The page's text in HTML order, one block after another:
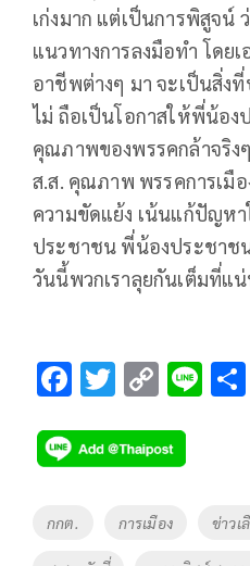
เก่งมาก แต่เป็นการพิสูจน์
แนวทางการลงมือทำ โดย
อาชีพต่างๆ มา จะเป็นสิ่
ไม่ ถือเป็นโอกาสให้พี่น้อ
คุณภาพของพรรคกล้าจริง
ส.ส. คุณภาพ พรรคการเมื
ความขัดแย้ง เน้นแก้ปัญห
ประชาชน พี่น้องประชาชน
วันนี้พวกเราลุยกันเต็มที่แ
F
e
b
o
o
T
tt
er
C
p
y
Li
Li
Tags
กกต. การเมือง ข่าวเ